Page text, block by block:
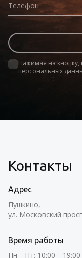
Телефон
Нажимая на кнопку,
персональных
Контакты
Адрес
Пушкино,
ул. Московский
Время работы
Пн—Пт: 10:00—19:00